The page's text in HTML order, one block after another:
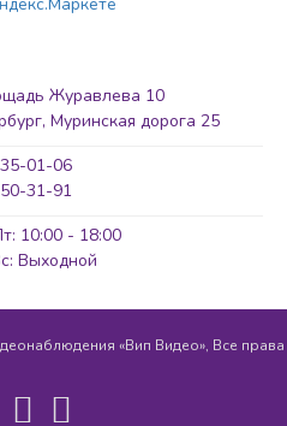
Журавлева 10
Муринская дорога 25
01-06
31-91
10:00 - 18:00
Выходной
«Вип Видео», Все